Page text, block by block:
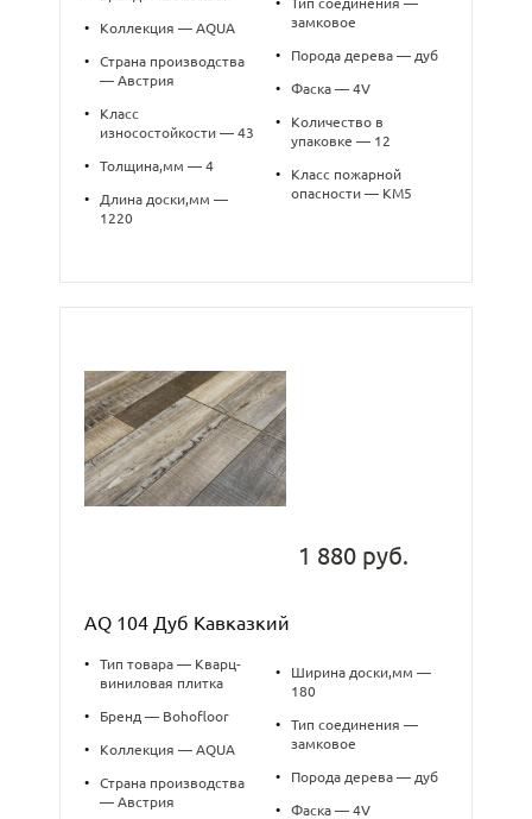
• Коллекция — AQUA
•
Страна производства
— Австрия
•
Класс
износостойкости — 43
• Толщина,мм — 4
•
Длина доски,мм —
1220
замковое
• Порода дерева — дуб
• Фаска — 4V
•
Количество в
упаковке — 12
•
Класс пожарной
опасности — КМ5
1 880 руб.
AQ 104 Дуб Кавказкий
•
Тип товара — Кварц-
виниловая плитка
• Бренд — Bohofloor
• Коллекция — AQUA
•
Страна производства
— Австрия
•
Ширина доски,мм —
180
•
Тип соединения —
замковое
• Порода дерева — дуб
• Фаска — 4V